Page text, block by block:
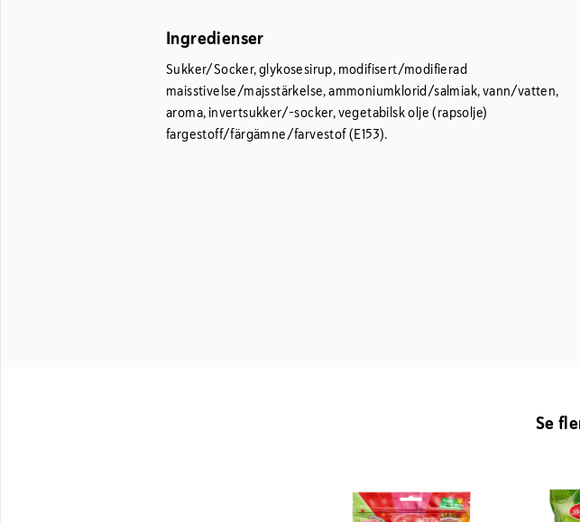
Ingredienser
Sukker/Socker, glykosesirup, modifisert/modifierad
maisstivelse/majsstärkelse, ammoniumklorid/salmiak, vann/vatten,
aroma, invertsukker/-socker, vegetabilsk olje (rapsolje)
fargestoff/färgämne/farvestof (E153).
Se